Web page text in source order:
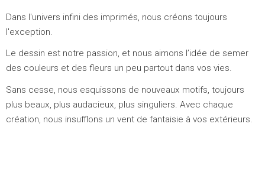
Dans l'univers infini des imprimés, nous créons toujours
l'exception.
Le dessin est notre passion, et nous aimons l’idée de semer
des couleurs et des fleurs un peu partout dans vos vies.
Sans cesse, nous esquissons de nouveaux motifs, toujours
plus beaux, plus audacieux, plus singuliers. Avec chaque
création, nous insufflons un vent de fantaisie à vos extérieurs.